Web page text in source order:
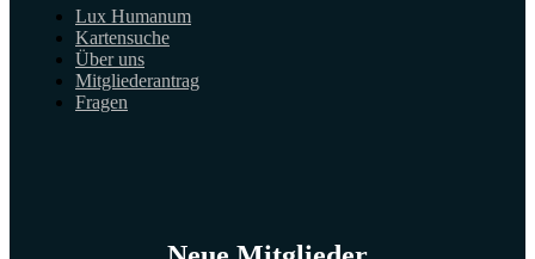
Lux Humanum
Kartensuche
Über uns
Mitgliederantrag
Fragen